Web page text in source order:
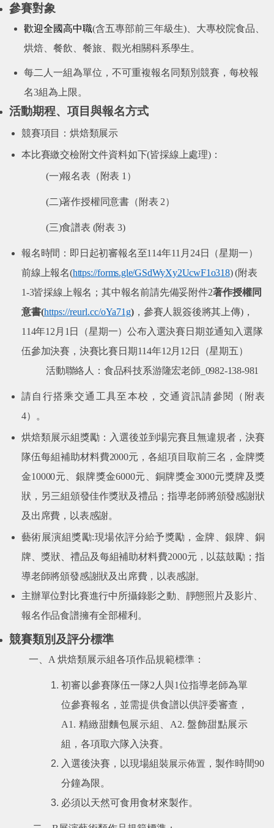
參賽對象
歡迎全國高中職(含五專部前三年級生) 、大專校院食品、
烘焙、餐飲、餐旅、觀光相關科系學生。
每二人 一組為單位 ，不可重複報名同類別 競賽 ，每校報
名3組為上限。
活動期程、項目與報名方式
競賽項目：烘焙類展示
本比賽繳交檢附文件資料如下(皆採線上處理)：
(一)報名表（附表 1 ）
(二)著作授權同意書（附表 2）
(三)食譜表 (附表 3)
報名時間：即日起初審報名至114年11 月 24日（星期一）
前線上報名(https://forms.gle/GSdWyXy2UcwF1o318) (附表
1-3皆採線上報名；其中報名前請先備妥附件2著作授權同
意書(https://reurl.cc/oYa71g) ，參賽人親簽後將其上傳)，
114年12 月 1 日（星期一）公布入選決賽日期並通知入選隊
伍參加決賽，決賽比賽日期114年12月 12 日（星期五）
活動聯絡人：食品科技系游隆宏老師 _0982-138-981
請自行搭乘交通工具至本校，交通資訊請參閱（附表
4）。
烘焙類展示組 獎勵：入選後並到場完賽且無違規者，決賽
隊伍每組補助材料費2000元，各組項目取前三名，金牌獎
金10000元、銀牌獎金6000元、銅牌獎金3000元獎牌及獎
狀，另三組頒發佳作獎狀及禮品；指導老師將頒發感謝狀
及出席費，以表感謝。
藝術展演組獎勵:現場依評分給予獎勵，金牌、銀牌、銅
牌、獎狀、禮品及每組補助材料費2000元 ， 以茲鼓勵；指
導老師將頒發感謝狀及出席費，以表感謝。
主辦單位對比賽進行中所攝錄影之動、靜態照片及影片、
報名作品食譜擁有全部權利。
競賽類別及評分標準
一、 A 烘焙類展示組各項作品規範標準：
初審以參賽隊伍一隊2 人與1位指導老師為單
位參賽報名，並需提供食譜以供評委審查，
A1. 精緻甜麵包展示組、 A2.盤飾甜點展示
組，各項取六隊入決賽。
入選後決賽，以現場組裝展示佈置 ，製作時間90
分鐘為限。
必須以天然可食用食材來製作。